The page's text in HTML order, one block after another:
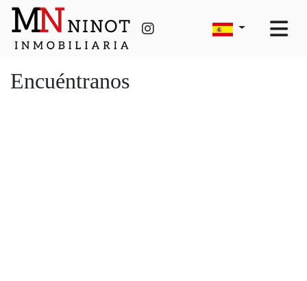
Encuéntranos